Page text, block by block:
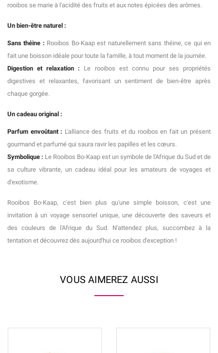
rooibos se marie à l'acidité des fruits et aux notes épicées des arômes.
Un bien-être naturel :
Sans théine : Rooibos Bo-Kaap est naturellement sans théine, ce qui en
fait une boisson idéale pour toute la famille, à tout moment de la journée.
Digestion et relaxation : Le rooibos est connu pour ses propriétés
digestives et relaxantes, favorisant un sentiment de bien-être après
chaque gorgée.
Un cadeau original :
Parfum envoûtant : L'alliance des fruits et du rooibos en fait un présent
gourmand et parfumé qui saura ravir les papilles et les cœurs.
Symbolique : Le Rooibos Bo-Kaap est un symbole de l'Afrique du Sud et de
sa culture vibrante, un cadeau idéal pour les amateurs de voyages et
d'exotisme.
Rooibos Bo-Kaap, c'est bien plus qu'une simple boisson, c'est une
invitation à un voyage sensoriel unique, une découverte des saveurs et
des couleurs de l'Afrique du Sud. N'attendez plus, succombez à la
tentation et découvrez dès aujourd'hui ce rooibos d'exception !
VOUS AIMEREZ AUSSI